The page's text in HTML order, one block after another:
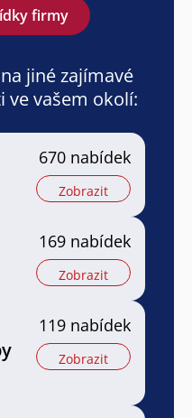
firmy
jiné zajímavé
ve vašem okolí:
670 nabídek
Zobrazit
169 nabídek
Zobrazit
119 nabídek
Zobrazit